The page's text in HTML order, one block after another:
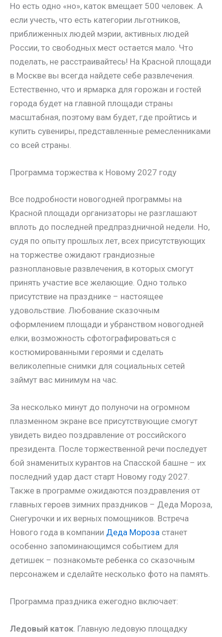
Но есть одно «но», каток вмещает 500 человек. А
если учесть, что есть категории льготников,
приближенных людей мэрии, активных людей
России, то свободных мест остается мало. Что
поделать, не расстраивайтесь! На Красной площади
в Москве вы всегда найдете себе развлечения.
Естественно, что и ярмарка для горожан и гостей
города будет на главной площади страны
масштабная, поэтому вам будет, где пройтись и
купить сувениры, представленные ремесленниками
со всей страны.
Программа торжества к Новому 2027 году
Все подробности новогодней программы на
Красной площади организаторы не разглашают
вплоть до последней предпраздничной недели. Но,
судя по опыту прошлых лет, всех присутствующих
на торжестве ожидают грандиозные
разноплановые развлечения, в которых смогут
принять участие все желающие. Одно только
присутствие на празднике – настоящее
удовольствие. Любование сказочным
оформлением площади и убранством новогодней
елки, возможность сфотографироваться с
костюмированными героями и сделать
великолепные снимки для социальных сетей
займут вас минимум на час.
За несколько минут до полуночи на огромном
плазменном экране все присутствующие смогут
увидеть видео поздравление от российского
президента. После торжественной речи последует
бой знаменитых курантов на Спасской башне – их
последний удар даст старт Новому году 2027.
Также в программе ожидаются поздравления от
главных героев зимних праздников – Деда Мороза,
Снегурочки и их верных помощников. Встреча
Нового года в компании Деда Мороза станет
особенно запоминающимся событием для
детишек – познакомьте ребенка со сказочным
персонажем и сделайте несколько фото на память.
Программа праздника ежегодно включает:
Ледовый каток. Главную ледовую площадку